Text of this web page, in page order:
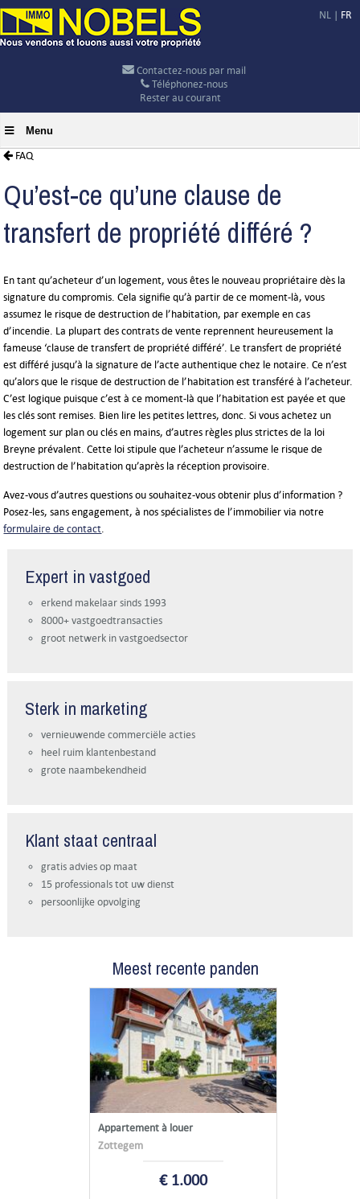
NL | FR
Contactez-nous par mail
Téléphonez-nous
Rester au courant
Menu
FAQ
Qu’est-ce qu’une clause de
transfert de propriété différé ?
En tant qu’acheteur d’un logement, vous êtes le nouveau propriétaire dès la
signature du compromis. Cela signifie qu’à partir de ce moment-là, vous
assumez le risque de destruction de l’habitation, par exemple en cas
d’incendie. La plupart des contrats de vente reprennent heureusement la
fameuse ‘clause de transfert de propriété différé’. Le transfert de propriété
est différé jusqu’à la signature de l’acte authentique chez le notaire. Ce n’est
qu’alors que le risque de destruction de l’habitation est transféré à l’acheteur.
C’est logique puisque c’est à ce moment-là que l’habitation est payée et que
les clés sont remises. Bien lire les petites lettres, donc. Si vous achetez un
logement sur plan ou clés en mains, d’autres règles plus strictes de la loi
Breyne prévalent. Cette loi stipule que l’acheteur n’assume le risque de
destruction de l’habitation qu’après la réception provisoire.
Avez-vous d’autres questions ou souhaitez-vous obtenir plus d’information ?
Posez-les, sans engagement, à nos spécialistes de l’immobilier via notre
formulaire de contact.
Expert in vastgoed
erkend makelaar sinds 1993
8000+ vastgoedtransacties
groot netwerk in vastgoedsector
Sterk in marketing
vernieuwende commerciële acties
heel ruim klantenbestand
grote naambekendheid
Klant staat centraal
gratis advies op maat
15 professionals tot uw dienst
persoonlijke opvolging
Meest recente panden
Appartement à louer
Zottegem
€ 1.000